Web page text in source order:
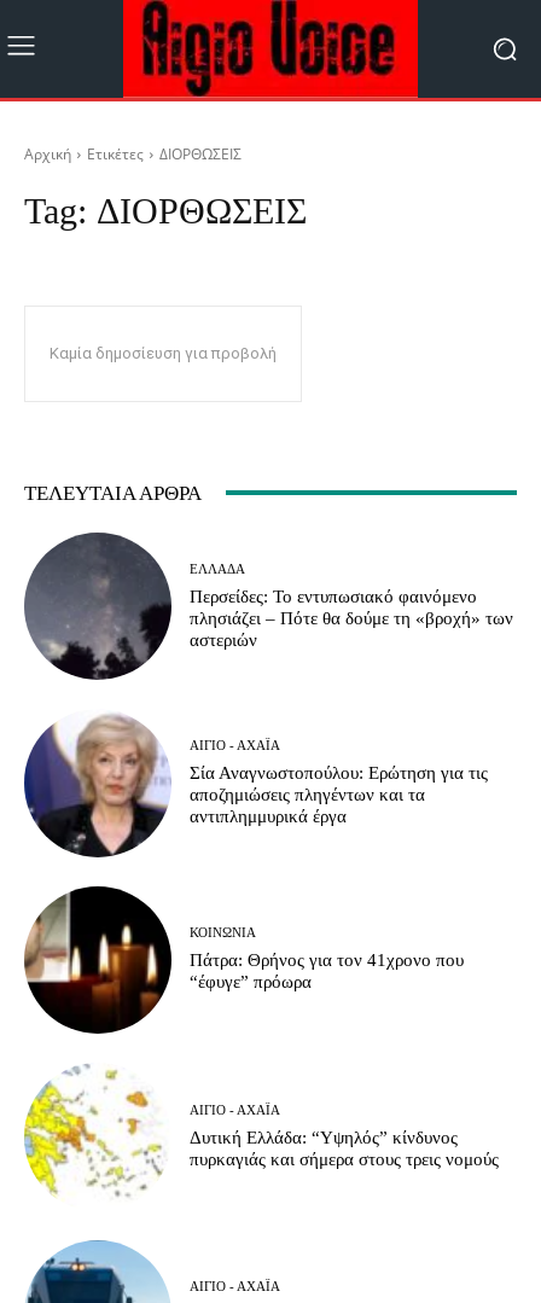
Αρχική Ετικέτες ΔΙΟΡΘΩΣΕΙΣ
Tag: ΔΙΟΡΘΩΣΕΙΣ
Καμία δημοσίευση για προβολή
ΤΕΛΕΥΤΑΊΑ ΆΡΘΡΑ
ΕΛΛΆΔΑ
Περσείδες: Το εντυπωσιακό φαινόμενο
πλησιάζει – Πότε θα δούμε τη «βροχή» των
αστεριών
ΑΊΓΙΟ - ΑΧΑΪ́Α
Σία Αναγνωστοπούλου: Ερώτηση για τις
αποζημιώσεις πληγέντων και τα
αντιπλημμυρικά έργα
ΚΟΙΝΩΝΊΑ
Πάτρα: Θρήνος για τον 41χρονο που
“έφυγε” πρόωρα
ΑΊΓΙΟ - ΑΧΑΪ́Α
Δυτική Ελλάδα: “Υψηλός” κίνδυνος
πυρκαγιάς και σήμερα στους τρεις νομούς
ΑΊΓΙΟ - ΑΧΑΪ́Α